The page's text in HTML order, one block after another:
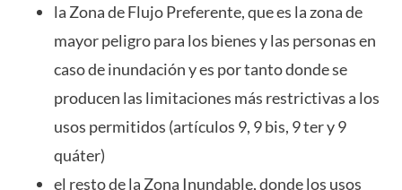
la Zona de Flujo Preferente, que es la zona de
mayor peligro para los bienes y las personas en
caso de inundación y es por tanto donde se
producen las limitaciones más restrictivas a los
usos permitidos (artículos 9, 9 bis, 9 ter y 9
quáter)
el resto de la Zona Inundable, donde los usos